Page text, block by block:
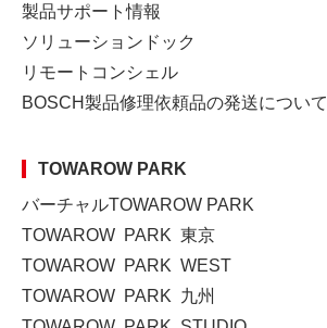
製品サポート情報
ソリューションドック
リモートコンシェル
BOSCH製品修理依頼品の発送について
TOWAROW PARK
バーチャルTOWAROW PARK
TOWAROW PARK 東京
TOWAROW PARK WEST
TOWAROW PARK 九州